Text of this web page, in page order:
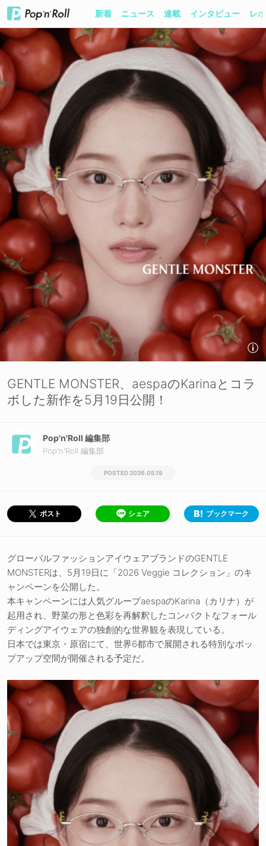
新着 ニュース 連載 インタビュー レ
GENTLE MONSTER、aespaのKarinaとコラ
ボした新作を5月19日公開！
Pop'n'Roll 編集部
Pop'n'Roll 編集部
2026.05.19
ポスト シェア ブックマーク
グローバルファッションアイウェアブランドのGENTLE
MONSTERは、5月19日に「2026 Veggie コレクション」のキ
ャンペーンを公開した。
本キャンペーンには人気グループaespaのKarina（カリナ）が
起用され、野菜の形と色彩を再解釈したコンパクトなフォール
ディングアイウェアの独創的な世界観を表現している。
日本では東京・原宿にて、世界6都市で展開される特別なポッ
プアップ空間が開催される予定だ。